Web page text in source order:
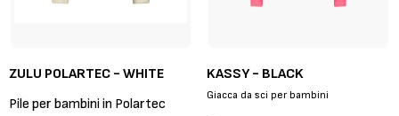
ZULU POLARTEC - WHITE
Pile per bambini in Polartec
KASSY - BLACK
Giacca da sci per bambini